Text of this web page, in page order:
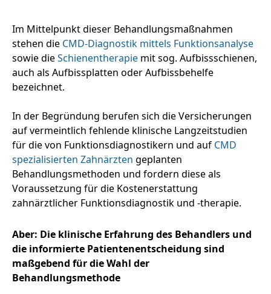
Im Mittelpunkt dieser Behandlungsmaßnahmen
stehen die CMD-Diagnostik mittels Funktionsanalyse
sowie dieSchienentherapie mit sog. Aufbissschienen,
auch als Aufbissplatten oder Aufbissbehelfe
bezeichnet.
In der Begründung berufen sich die Versicherungen
auf vermeintlich fehlende klinische Langzeitstudien
für die von Funktionsdiagnostikern und auf CMD
spezialisierten Zahnärzten geplanten
Behandlungsmethoden und fordern diese als
Voraussetzung für die Kostenerstattung
zahnärztlicher Funktionsdiagnostik und -therapie.
Aber: Die klinische Erfahrung des Behandlers und
die informierte Patientenentscheidung sind
maßgebend für die Wahl der
Behandlungsmethode